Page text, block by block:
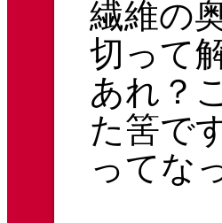
繊維の
切って
あれ？
た筈で
ってな